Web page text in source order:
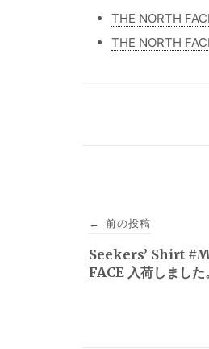
THE NORTH
THE NORTH
稿
ナ
← 前の投稿
Seekers’ Shirt
FACE 入荷しました。